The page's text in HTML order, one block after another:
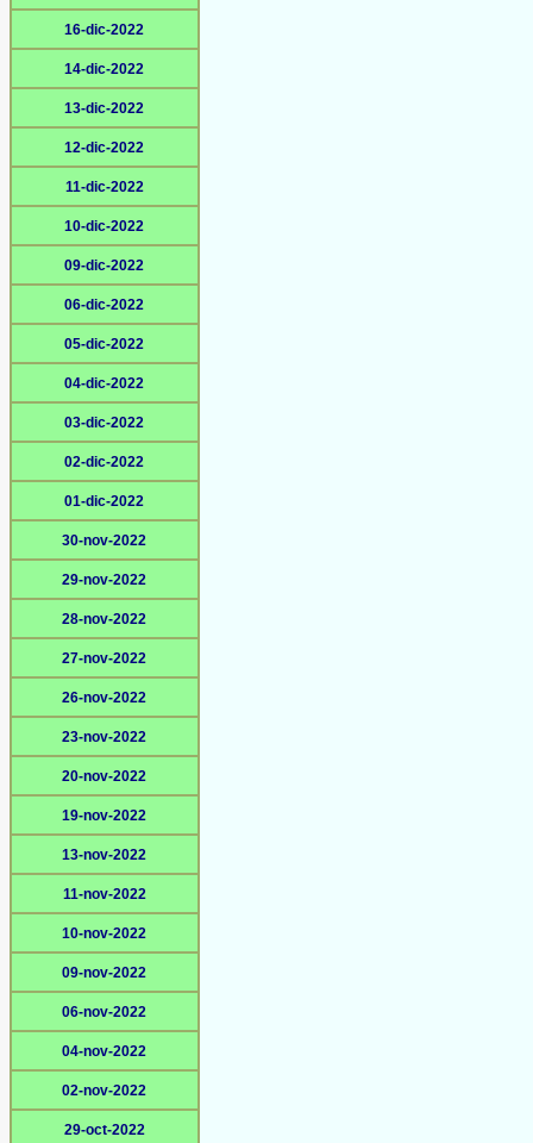
16-dic-2022
14-dic-2022
13-dic-2022
12-dic-2022
11-dic-2022
10-dic-2022
09-dic-2022
06-dic-2022
05-dic-2022
04-dic-2022
03-dic-2022
02-dic-2022
01-dic-2022
30-nov-2022
29-nov-2022
28-nov-2022
27-nov-2022
26-nov-2022
23-nov-2022
20-nov-2022
19-nov-2022
13-nov-2022
11-nov-2022
10-nov-2022
09-nov-2022
06-nov-2022
04-nov-2022
02-nov-2022
29-oct-2022